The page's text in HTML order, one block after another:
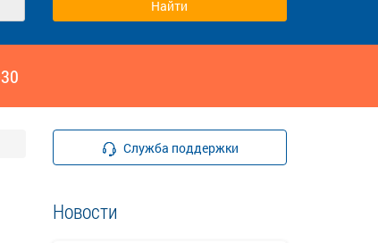
Служба поддержки
Новости